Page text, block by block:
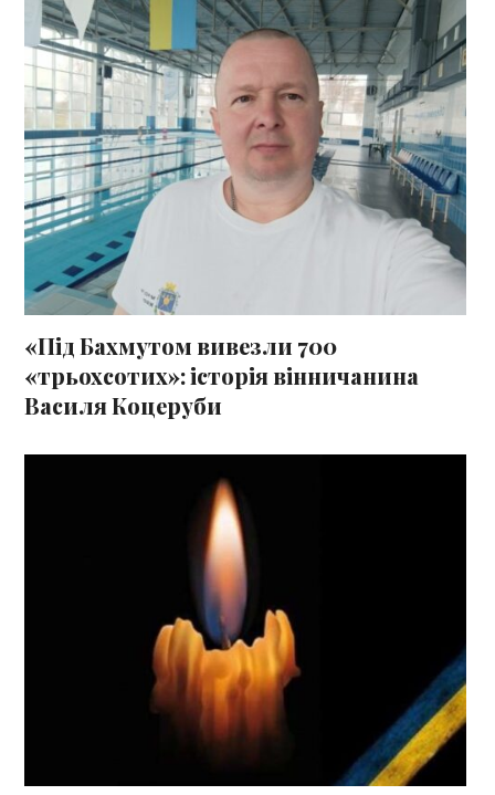
«Під Бахмутом вивезли 700
«трьохсотих»: історія вінничанина
Василя Коцеруби